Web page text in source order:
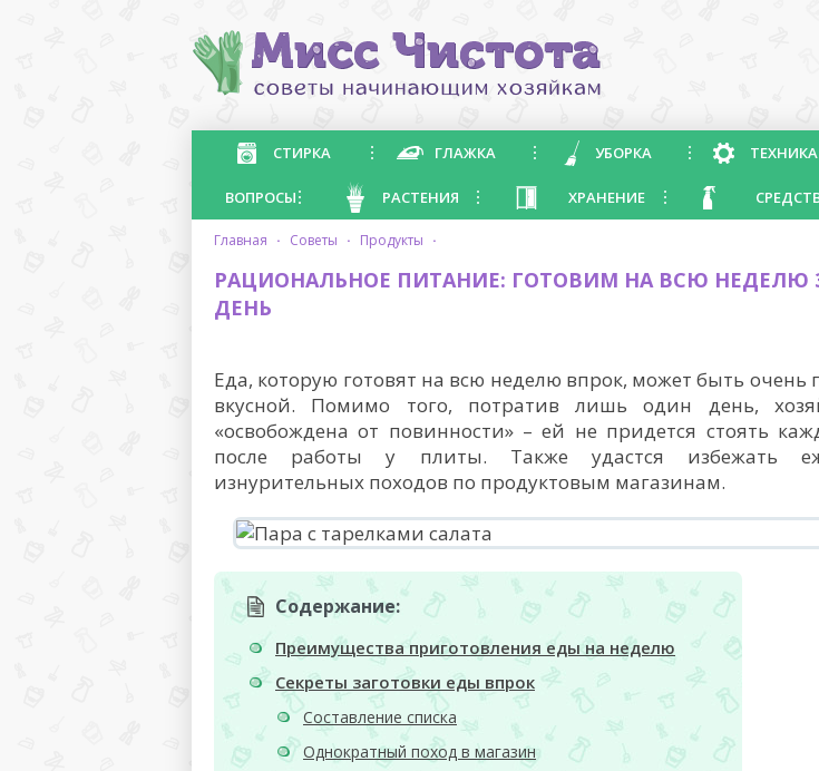
СТИРКА ГЛАЖКА УБОРКА ТЕХНИКА
ВОПРОСЫ РАСТЕНИЯ ХРАНЕНИЕ
главная · советы · продукты ·
РАЦИОНАЛЬНОЕ ПИТАНИЕ: ГОТОВИМ НА ВСЮ НЕДЕЛЮ
ДЕНЬ
Еда, которую готовят на всю неделю впрок, может быть очень
вкусной. Помимо того, потратив лишь один день,
«освобождена от повинности» – ей не придется стоять
после работы у плиты. Также удастся избежать
изнурительных походов по продуктовым магазинам.
Содержание:
Преимущества приготовления еды на неделю
Секреты заготовки еды впрок
Составление списка
Однократный поход в магазин